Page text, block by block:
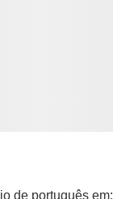
de português em: